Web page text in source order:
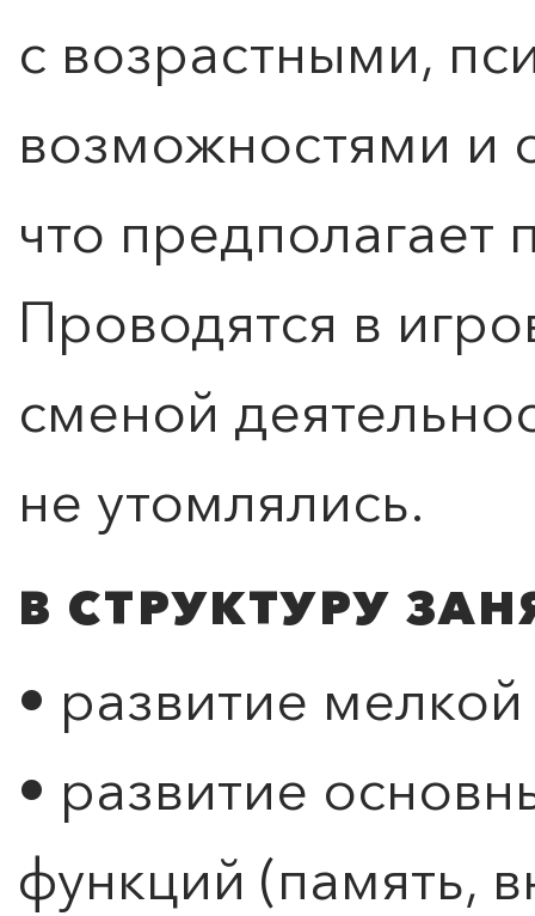
с возрастными,
возможностями и
что предполагает
Проводятся в
сменой
не утомлялись.
В СТРУКТУРУ
• развитие
• развитие
функций (память,